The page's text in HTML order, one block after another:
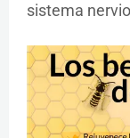
sistema